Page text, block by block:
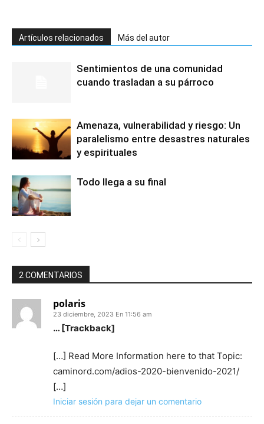
Artículos relacionados Más del autor
Sentimientos de una comunidad
cuando trasladan a su párroco
Amenaza, vulnerabilidad y riesgo: Un
paralelismo entre desastres naturales
y espirituales
Todo llega a su final
2 COMENTARIOS
polaris
23 diciembre, 2023 En 11:56 am
… [Trackback]
[…] Read More Information here to that Topic:
caminord.com/adios-2020-bienvenido-2021/
[…]
Iniciar sesión para dejar un comentario